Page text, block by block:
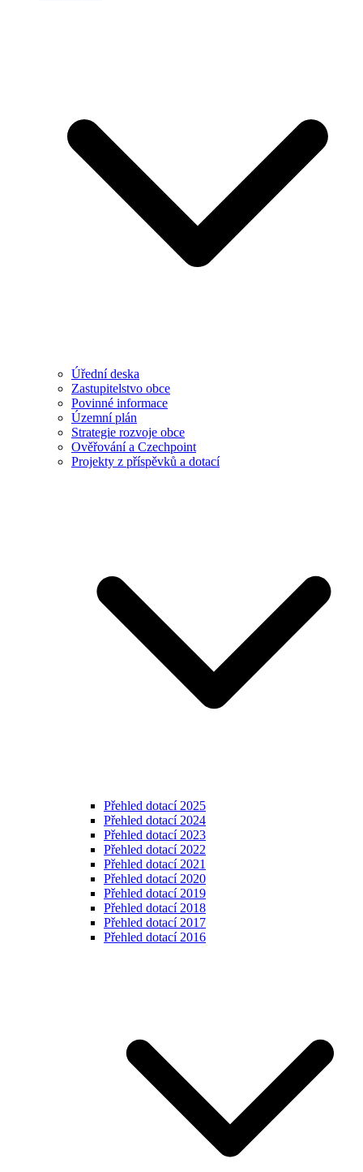
Úřední deska
Zastupitelstvo obce
Povinné informace
Územní plán
Strategie rozvoje obce
Ověřování a Czechpoint
Projekty z příspěvků a dotací
Přehled dotací 2025
Přehled dotací 2024
Přehled dotací 2023
Přehled dotací 2022
Přehled dotací 2021
Přehled dotací 2020
Přehled dotací 2019
Přehled dotací 2018
Přehled dotací 2017
Přehled dotací 2016